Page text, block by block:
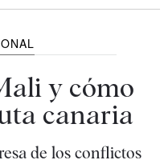
y cómo
canaria
de los conflictos